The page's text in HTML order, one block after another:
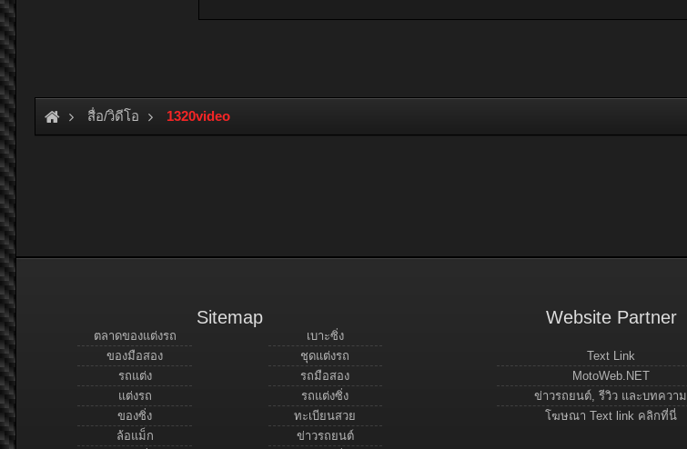
สื่อ/วิดีโอ 1320video
Sitemap
ตลาดของแต่งรถ
ของมือสอง
รถแต่ง
แต่งรถ
ของซิ่ง
ล้อแม็ก
เบาะซิ่ง
ชุดแต่งรถ
รถมือสอง
รถแต่งซิ่ง
ทะเบียนสวย
ข่าวรถยนต์
Website Partner
Text Link
MotoWeb.NET
ข่าวรถยนต์, รีวิว และบทความ
โฆษณา Text link คลิกที่นี่